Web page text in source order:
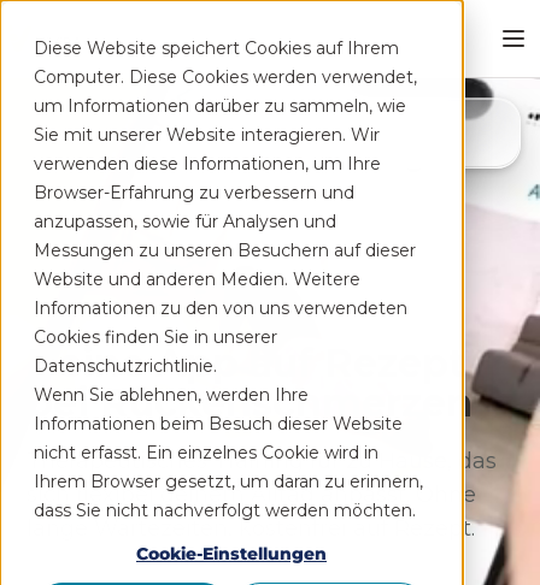
Diese Website speichert Cookies auf Ihrem
Computer. Diese Cookies werden verwendet,
um Informationen darüber zu sammeln, wie
Sie mit unserer Website interagieren. Wir
verwenden diese Informationen, um Ihre
Browser-Erfahrung zu verbessern und
anzupassen, sowie für Analysen und
Messungen zu unseren Besuchern auf dieser
Website und anderen Medien. Weitere
Informationen zu den von uns verwendeten
Cookies finden Sie in unserer
Datenschutzrichtlinie.
Wenn Sie ablehnen, werden Ihre
Informationen beim Besuch dieser Website
nicht erfasst. Ein einzelnes Cookie wird in
Ihrem Browser gesetzt, um daran zu erinnern,
dass Sie nicht nachverfolgt werden möchten.
Cookie-Einstellungen
Deine App auf Rezept
bei Rücken­schmerzen
Therapeutisches Training für zu Hause, das
sich flexibel deinem Alltag anpasst. Ohne
lange Wartezeiten, kostenfrei auf Rezept.